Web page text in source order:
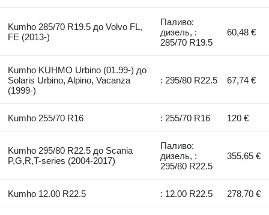
Kumho 285/70 R19.5 до Volvo FL,
FE (2013-)
Паливо:
дизель, :
285/70 R19.5
60,48 €
Kumho KUHMO Urbino (01.99-) до
Solaris Urbino, Alpino, Vacanza
(1999-)
: 295/80 R22.5 67,74 €
Kumho 255/70 R16 : 255/70 R16 120 €
Kumho 295/80 R22.5 до Scania
P,G,R,T-series (2004-2017)
Паливо:
дизель, :
295/80 R22.5
355,65 €
Kumho 12.00 R22.5 : 12.00 R22.5 278,70 €